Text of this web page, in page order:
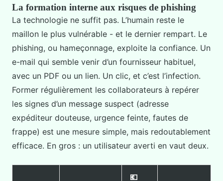
La formation interne aux risques de phishing
La technologie ne suffit pas. L’humain reste le
maillon le plus vulnérable - et le dernier rempart. Le
phishing, ou hameçonnage, exploite la confiance. Un
e-mail qui semble venir d’un fournisseur habituel,
avec un PDF ou un lien. Un clic, et c’est l’infection.
Former régulièrement les collaborateurs à repérer
les signes d’un message suspect (adresse
expéditeur douteuse, urgence feinte, fautes de
frappe) est une mesure simple, mais redoutablement
efficace. En gros : un utilisateur averti en vaut deux.
💶